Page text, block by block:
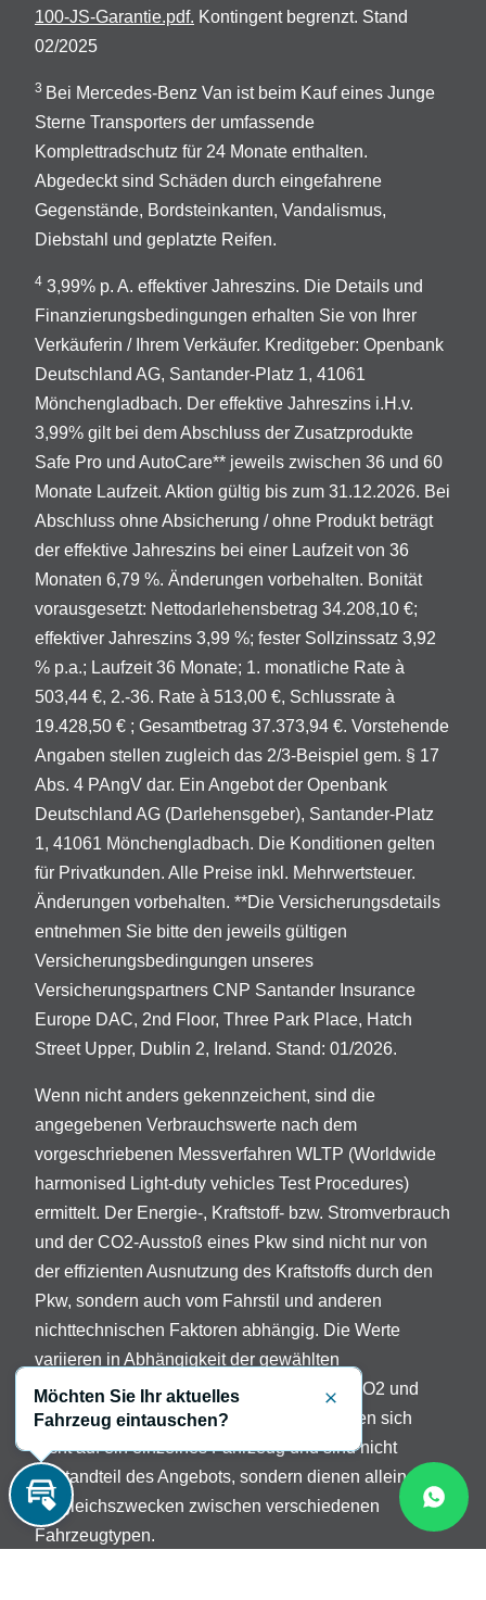
100-JS-Garantie.pdf. Kontingent begrenzt. Stand
02/2025
3 Bei Mercedes-Benz Van ist beim Kauf eines Junge
Sterne Transporters der umfassende
Komplettradschutz für 24 Monate enthalten.
Abgedeckt sind Schäden durch eingefahrene
Gegenstände, Bordsteinkanten, Vandalismus,
Diebstahl und geplatzte Reifen.
4 3,99% p. A. effektiver Jahreszins. Die Details und
Finanzierungsbedingungen erhalten Sie von Ihrer
Verkäuferin / Ihrem Verkäufer. Kreditgeber: Openbank
Deutschland AG, Santander-Platz 1, 41061
Mönchengladbach. Der effektive Jahreszins i.H.v.
3,99% gilt bei dem Abschluss der Zusatzprodukte
Safe Pro und AutoCare** jeweils zwischen 36 und 60
Monate Laufzeit. Aktion gültig bis zum 31.12.2026. Bei
Abschluss ohne Absicherung / ohne Produkt beträgt
der effektive Jahreszins bei einer Laufzeit von 36
Monaten 6,79 %. Änderungen vorbehalten. Bonität
vorausgesetzt: Nettodarlehensbetrag 34.208,10 €;
effektiver Jahreszins 3,99 %; fester Sollzinssatz 3,92
% p.a.; Laufzeit 36 Monate; 1. monatliche Rate à
503,44 €, 2.-36. Rate à 513,00 €, Schlussrate à
19.428,50 € ; Gesamtbetrag 37.373,94 €. Vorstehende
Angaben stellen zugleich das 2/3-Beispiel gem. § 17
Abs. 4 PAngV dar. Ein Angebot der Openbank
Deutschland AG (Darlehensgeber), Santander-Platz
1, 41061 Mönchengladbach. Die Konditionen gelten
für Privatkunden. Alle Preise inkl. Mehrwertsteuer.
Änderungen vorbehalten. **Die Versicherungsdetails
entnehmen Sie bitte den jeweils gültigen
Versicherungsbedingungen unseres
Versicherungspartners CNP Santander Insurance
Europe DAC, 2nd Floor, Three Park Place, Hatch
Street Upper, Dublin 2, Ireland. Stand: 01/2026.
Wenn nicht anders gekennzeichent, sind die
angegebenen Verbrauchswerte nach dem
vorgeschriebenen Messverfahren WLTP (Worldwide
harmonised Light-duty vehicles Test Procedures)
ermittelt. Der Energie-, Kraftstoff- bzw. Stromverbrauch
und der CO2-Ausstoß eines Pkw sind nicht nur von
der effizienten Ausnutzung des Kraftstoffs durch den
Pkw, sondern auch vom Fahrstil und anderen
nichttechnischen Faktoren abhängig. Die Werte
variieren in Abhängigkeit der gewählten
Sonderausstattungen. Beschreibung der CO2 und
Verbrauchsangaben: Die Angaben beziehen sich
nicht auf ein einzelnes Fahrzeug und sind nicht
Bestandteil des Angebots, sondern dienen allein
Vergleichszwecken zwischen verschiedenen
Fahrzeugtypen.
Inzahlungnahme
Möchten Sie Ihr aktuelles
Fahrzeug eintauschen?
Schließen